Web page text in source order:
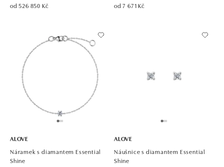
od 526 850 Kč od 7 671 Kč
ALOVE
Náramek s diamantem Essential
Shine
ALOVE
Náušnice s diamantem Essential
Shine